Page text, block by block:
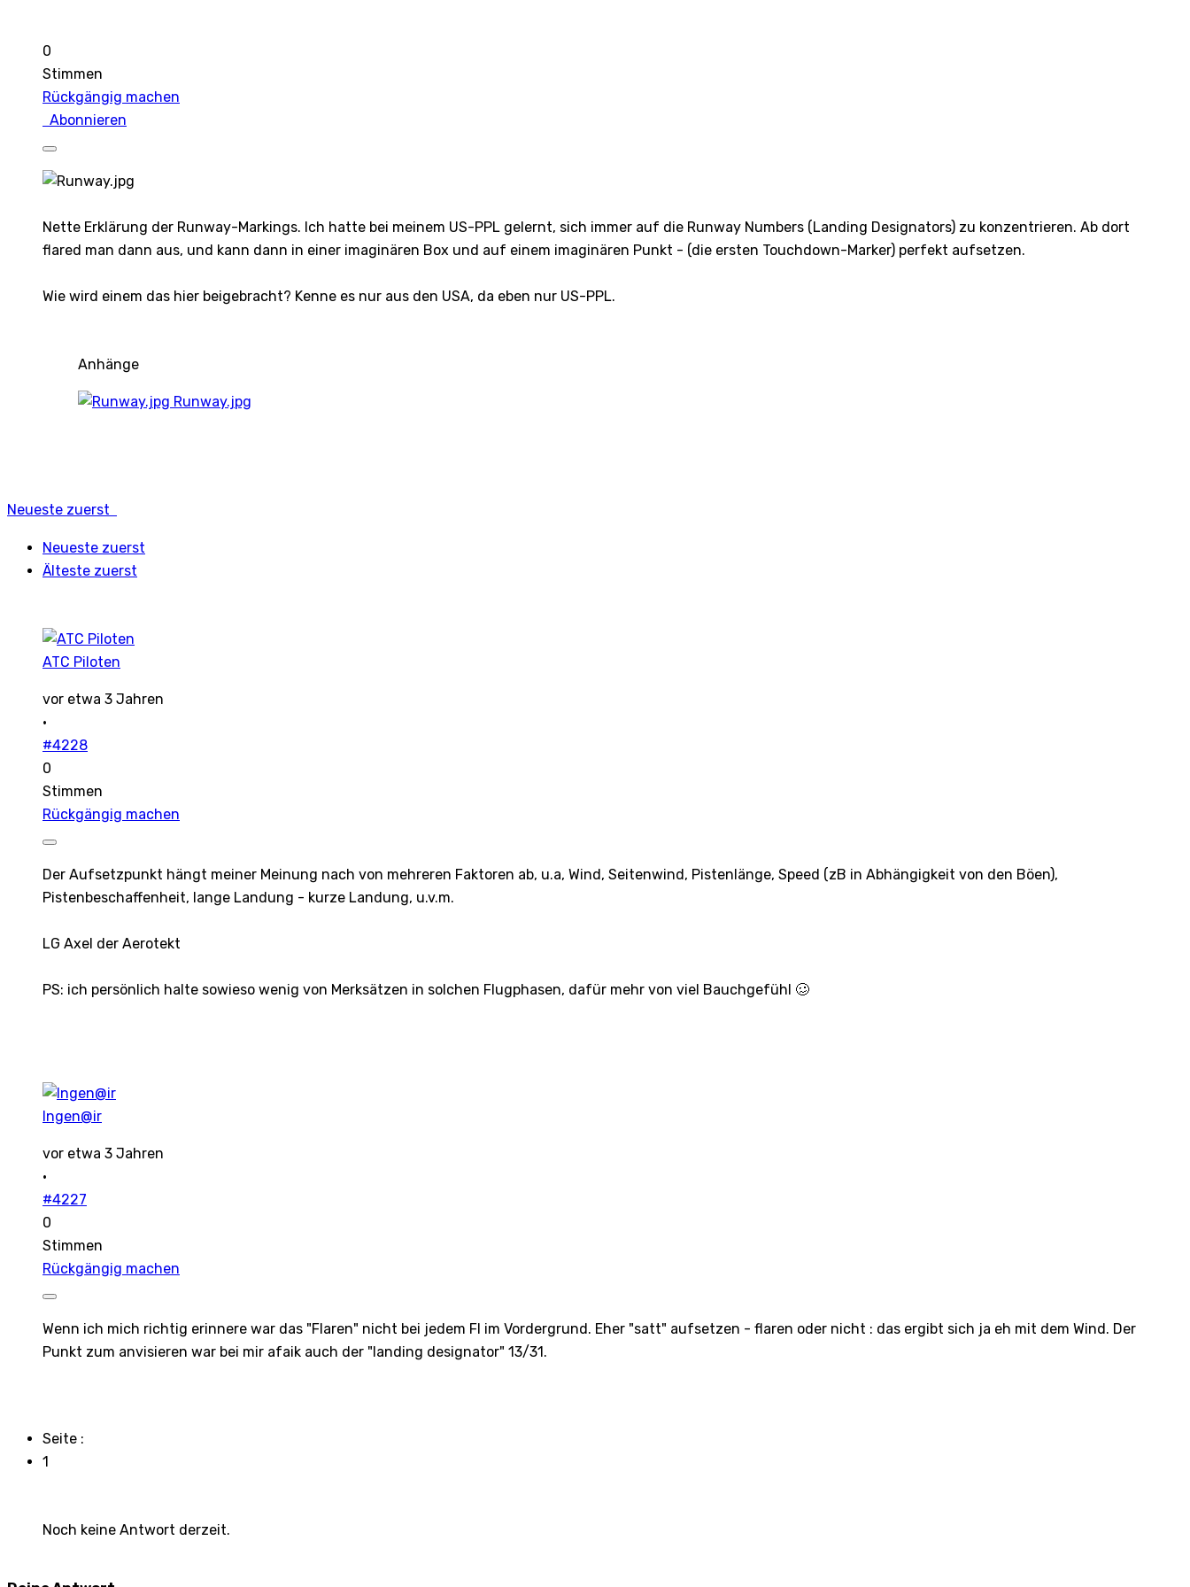
0
Stimmen
Rückgängig machen
Abonnieren
Nette Erklärung der Runway-Markings. Ich hatte bei meinem US-PPL gelernt, sich immer auf die Runway Numbers (Landing Designators) zu konzentrieren. Ab dort
flared man dann aus, und kann dann in einer imaginären Box und auf einem imaginären Punkt - (die ersten Touchdown-Marker) perfekt aufsetzen.
Wie wird einem das hier beigebracht? Kenne es nur aus den USA, da eben nur US-PPL.
Anhänge
Runway.jpg
Neueste zuerst
Neueste zuerst
Älteste zuerst
ATC Piloten
vor etwa 3 Jahren
·
#4228
0
Stimmen
Rückgängig machen
Der Aufsetzpunkt hängt meiner Meinung nach von mehreren Faktoren ab, u.a, Wind, Seitenwind, Pistenlänge, Speed (zB in Abhängigkeit von den Böen),
Pistenbeschaffenheit, lange Landung - kurze Landung, u.v.m.
LG Axel der Aerotekt
PS: ich persönlich halte sowieso wenig von Merksätzen in solchen Flugphasen, dafür mehr von viel Bauchgefühl 🥴
Ingen@ir
vor etwa 3 Jahren
·
#4227
0
Stimmen
Rückgängig machen
Wenn ich mich richtig erinnere war das "Flaren" nicht bei jedem FI im Vordergrund. Eher "satt" aufsetzen - flaren oder nicht : das ergibt sich ja eh mit dem Wind. Der
Punkt zum anvisieren war bei mir afaik auch der "landing designator" 13/31.
Seite :
1
Noch keine Antwort derzeit.